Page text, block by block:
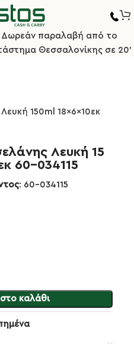
Δωρεάν παραλαβή από το
Θεσσαλονίκης σε 20'
Πορσελάνης Economy
Λευκή 15
60-034115
: 60-034115
καλάθι